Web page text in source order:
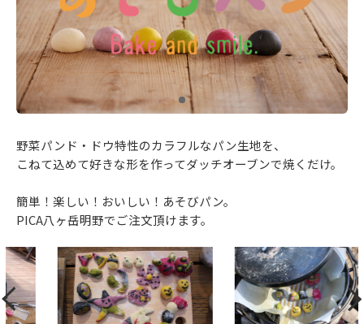
野菜パンド・ドウ特性のカラフルなパン生地を、
こねて込めて好きな形を作ってダッチオーブンで焼くだけ。
簡単！楽しい！おいしい！あそびパン。
PICA八ヶ岳明野でご注文頂けます。